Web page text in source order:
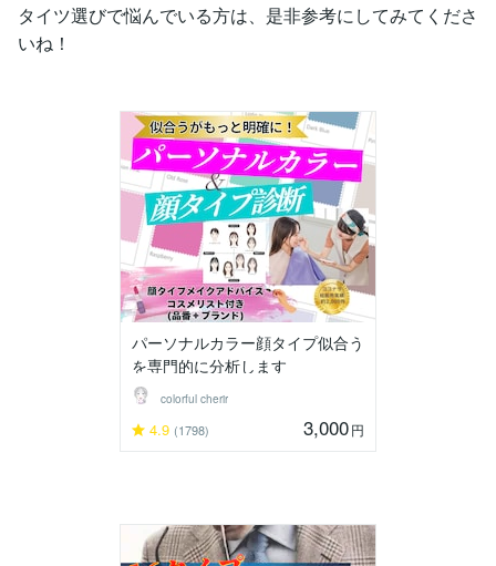
タイツ選びで悩んでいる方は、是非参考にしてみてくださ
いね！
パーソナルカラー顔タイプ似合う
を専門的に分析します
colorful cherir
4.9 (1798) 3,000円